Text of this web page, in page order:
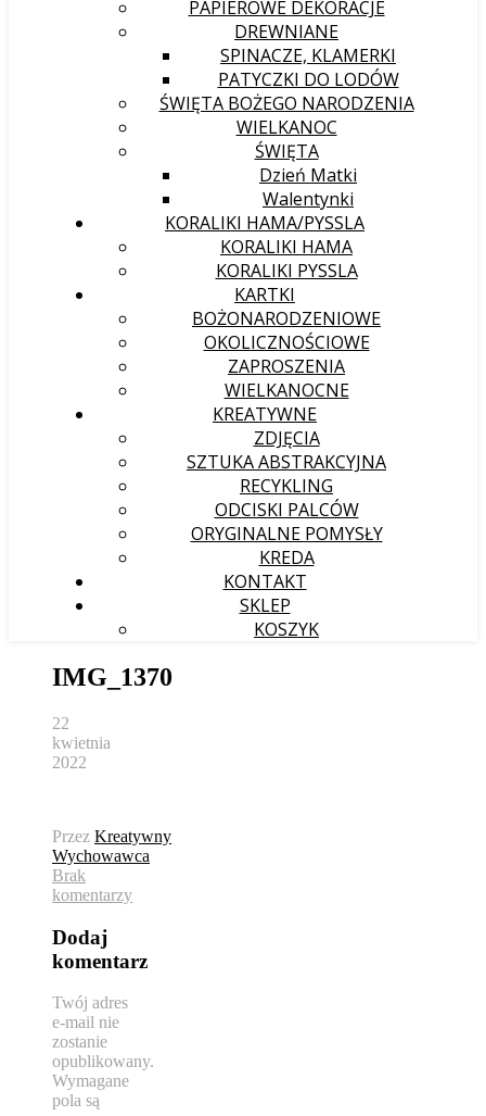
PAPIEROWE DEKORACJE
DREWNIANE
SPINACZE, KLAMERKI
PATYCZKI DO LODÓW
ŚWIĘTA BOŻEGO NARODZENIA
WIELKANOC
ŚWIĘTA
Dzień Matki
Walentynki
KORALIKI HAMA/PYSSLA
KORALIKI HAMA
KORALIKI PYSSLA
KARTKI
BOŻONARODZENIOWE
OKOLICZNOŚCIOWE
ZAPROSZENIA
WIELKANOCNE
KREATYWNE
ZDJĘCIA
SZTUKA ABSTRAKCYJNA
RECYKLING
ODCISKI PALCÓW
ORYGINALNE POMYSŁY
KREDA
KONTAKT
SKLEP
KOSZYK
IMG_1370
22
kwietnia
2022
Przez Kreatywny
Wychowawca
Brak
komentarzy
Dodaj
komentarz
Twój adres
e-mail nie
zostanie
opublikowany.
Wymagane
pola są